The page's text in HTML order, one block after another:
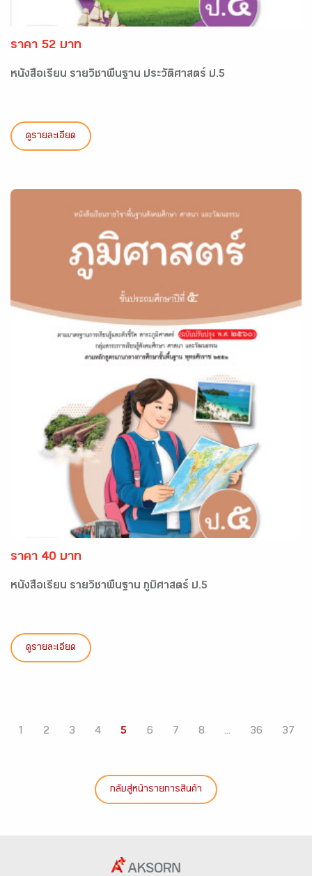
ราคา 52 บาท
หนังสือเรียน รายวิชาพื้นฐาน ประวัติศาสตร์ ป.5
ดูรายละเอียด
ราคา 40 บาท
หนังสือเรียน รายวิชาพื้นฐาน ภูมิศาสตร์ ป.5
ดูรายละเอียด
1 2 3 4 5 6 7 8 ... 36 37
กลับสู่หน้ารายการสินค้า